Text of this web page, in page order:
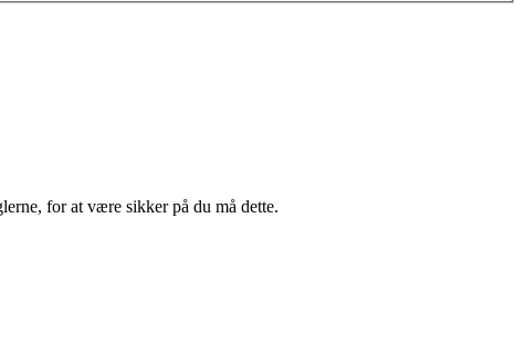
for at være sikker på du må dette.